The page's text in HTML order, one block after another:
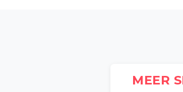
MEER